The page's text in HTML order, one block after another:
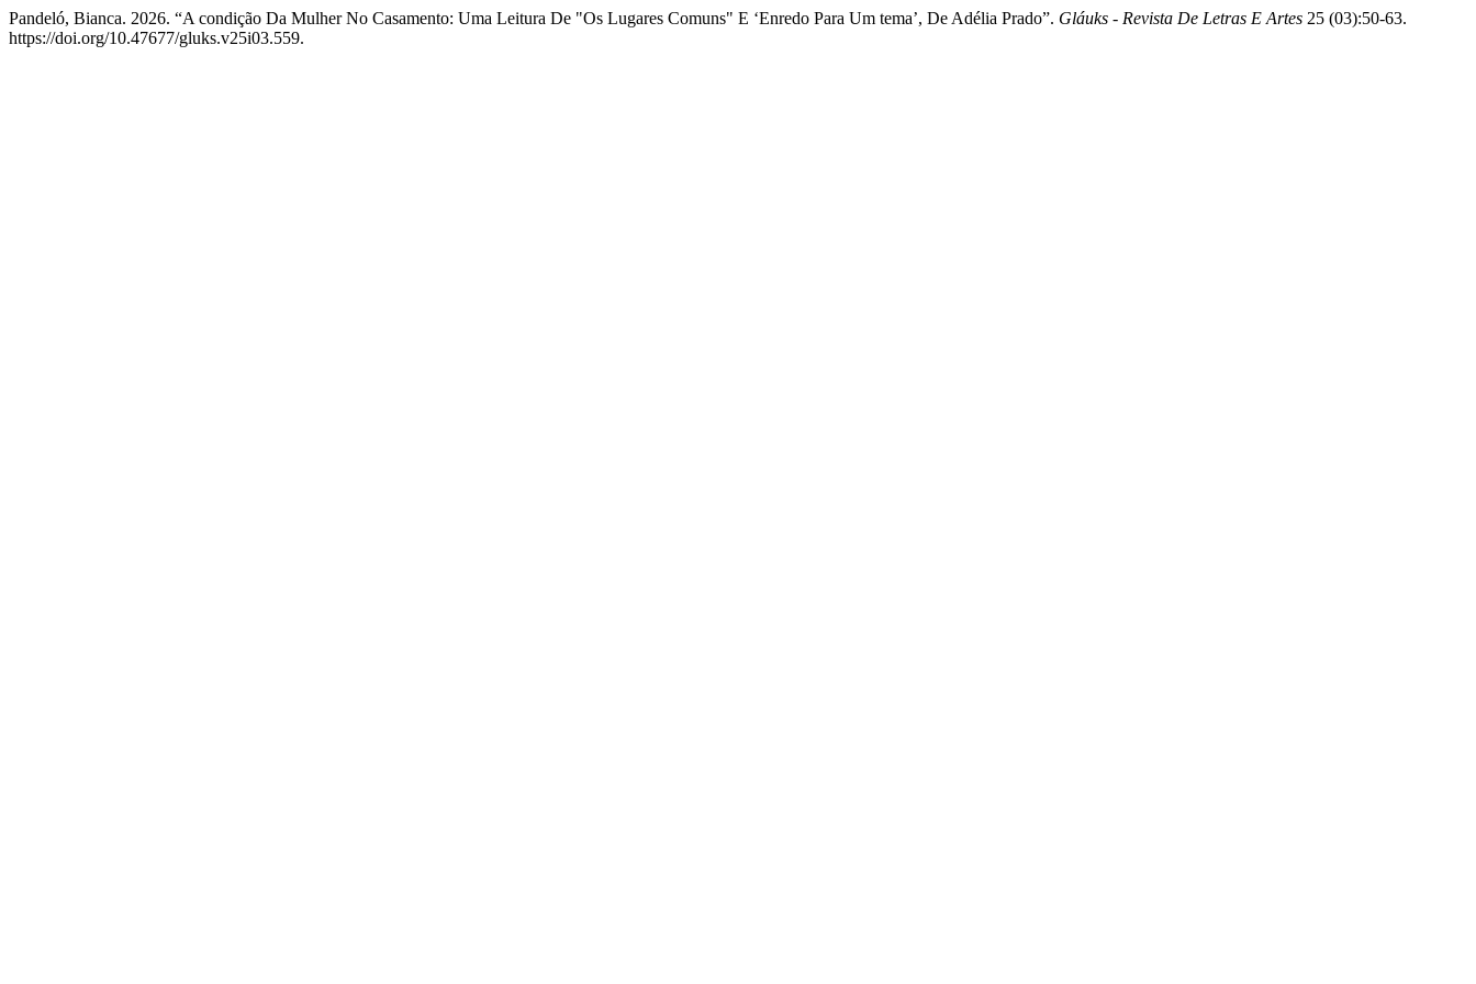
Pandeló, Bianca. 2026. “A condição Da Mulher No Casamento: Uma Leitura De "Os Lugares Comuns" E ‘Enredo Para Um tema’, De Adélia Prado”. Gláuks - Revista De Letras E Artes 25 (03):50-63.
https://doi.org/10.47677/gluks.v25i03.559.